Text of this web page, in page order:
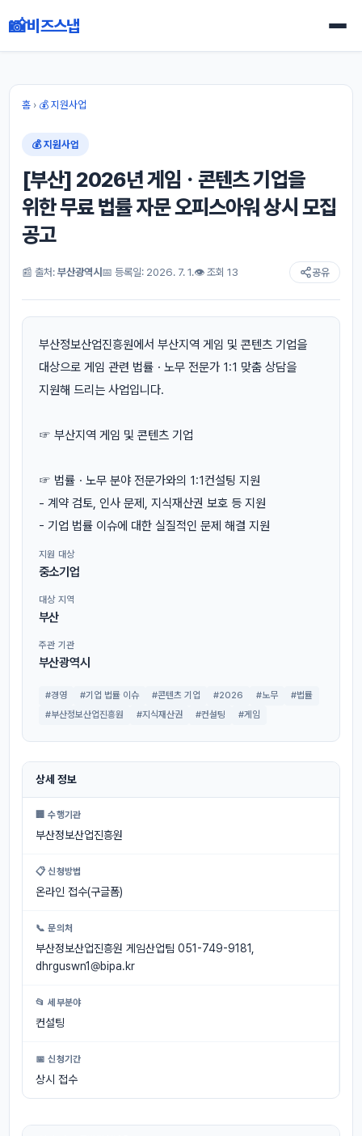
📸비즈스냅
홈› 💰 지원사업
💰 지원사업
[부산] 2026년 게임ㆍ콘텐츠 기업을
위한 무료 법률 자문 오피스아워 상시 모집
공고
📰 출처: 부산광역시📅 등록일: 2026. 7. 1.👁 조회 13 공유
부산정보산업진흥원에서 부산지역 게임 및 콘텐츠 기업을
대상으로 게임 관련 법률ㆍ노무 전문가 1:1 맞춤 상담을
지원해 드리는 사업입니다.
☞ 부산지역 게임 및 콘텐츠 기업
☞ 법률ㆍ노무 분야 전문가와의 1:1컨설팅 지원
- 계약 검토, 인사 문제, 지식재산권 보호 등 지원
- 기업 법률 이슈에 대한 실질적인 문제 해결 지원
지원 대상
중소기업
대상 지역
부산
주관 기관
부산광역시
#경영 #기업 법률 이슈 #콘텐츠 기업 #2026 #노무
#법률
#부산정보산업진흥원
#지식재산권 #컨설팅 #게임
상세 정보
🏢 수행기관
부산정보산업진흥원
📋 신청방법
온라인 접수(구글폼)
📞 문의처
부산정보산업진흥원 게임산업팀 051-749-9181,
dhrguswn1@bipa.kr
📂 세부분야
컨설팅
📅 신청기간
상시 접수